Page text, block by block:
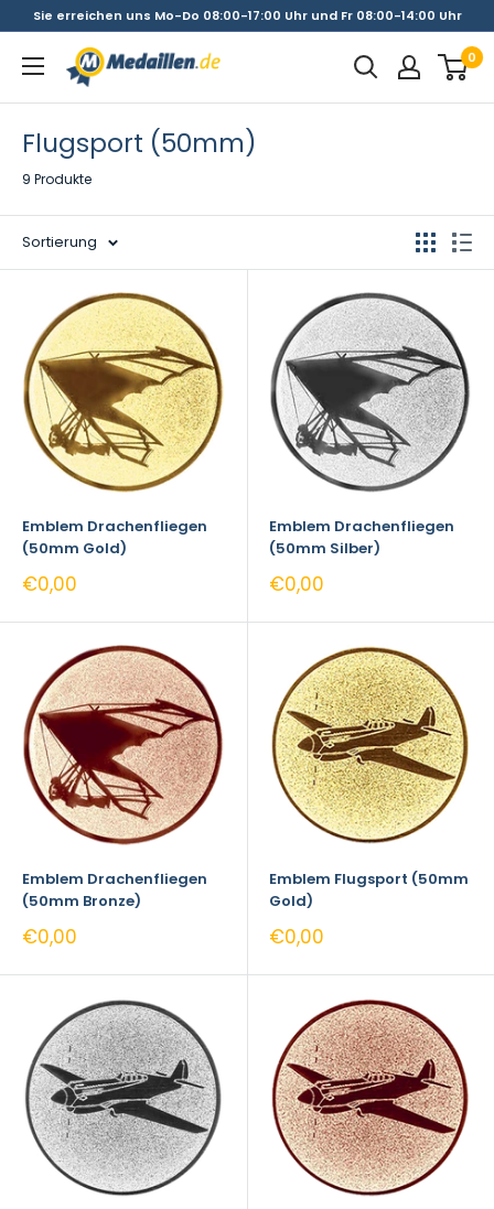
Direkt
zum
Inhalt
Sie erreichen uns Mo-Do 08:00-17:00 Uhr und Fr 08:00-14:00 Uhr
Medaillen.de 0
Flugsport (50mm)
9 Produkte
Sortierung
Emblem Drachenfliegen
(50mm Gold)
Sonderpreis
€0,00
Emblem Drachenfliegen
(50mm Silber)
Sonderpreis
€0,00
Emblem Drachenfliegen
(50mm Bronze)
Sonderpreis
€0,00
Emblem Flugsport (50mm
Gold)
Sonderpreis
€0,00